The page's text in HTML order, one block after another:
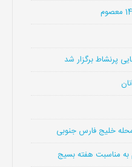
پرنشاط برگزار شد
محله خلیج فارس جنوبی
به مناسبت هفته بسیج